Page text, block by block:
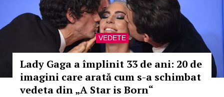
VEDETE
Lady Gaga a împlinit 33 de ani: 20 de
imagini care arată cum s-a schimbat
vedeta din „A Star is Born“